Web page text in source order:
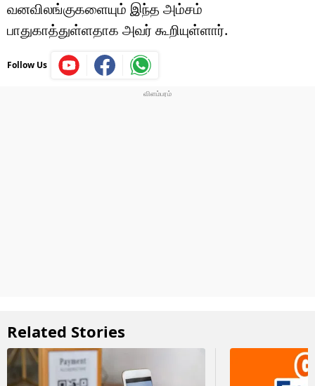
வனவிலங்குகளையும் இந்த அம்சம்
பாதுகாத்துள்ளதாக அவர் கூறியுள்ளார்.
Follow Us
Related Stories